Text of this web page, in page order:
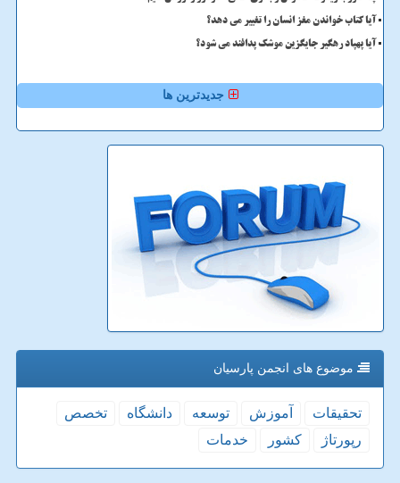
آیا کتاب خواندن مغز انسان را تغییر می دهد؟
آیا پهپاد رهگیر جایگزین موشک پدافند می شود؟
جدیدترین ها
موضوع های انجمن پارسیان
تحقیقات آموزش توسعه دانشگاه
تخصص
رپورتاژ
كشور خدمات